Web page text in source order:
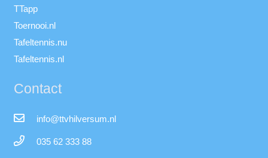
TTapp
Toernooi.nl
Tafeltennis.nu
Tafeltennis.nl
Contact
info@ttvhilversum.nl
035 62 333 88